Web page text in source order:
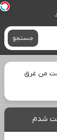
جستجو
من غرق
شدم